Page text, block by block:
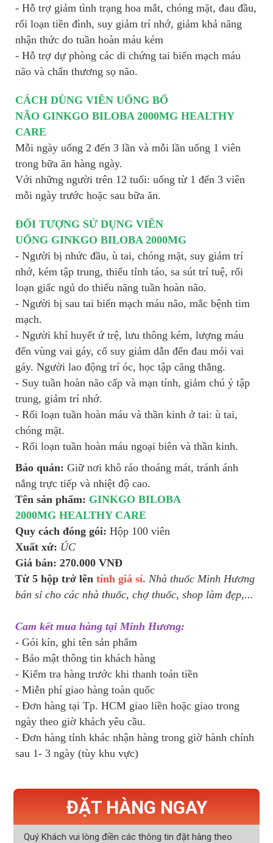
- Hỗ trợ giảm tình trạng hoa mắt, chóng mặt, đau đầu,
rối loạn tiền đình, suy giảm trí nhớ, giảm khả năng
nhận thức do tuần hoàn máu kém
- Hỗ trợ dự phòng các di chứng tai biến mạch máu
não và chấn thương sọ não.
CÁCH DÙNG VIÊN UỐNG BỔ
NÃO GINKGO BILOBA 2000MG HEALTHY
CARE
Mỗi ngày uống 2 đến 3 lần và mỗi lần uống 1 viên
trong bữa ăn hàng ngày.
Với những người trên 12 tuổi: uống từ 1 đến 3 viên
mỗi ngày trước hoặc sau bữa ăn.
ĐỐI TƯỢNG SỬ DỤNG VIÊN
UỐNG GINKGO BILOBA 2000MG
- Người bị nhức đầu, ù tai, chóng mặt, suy giảm trí
nhớ, kém tập trung, thiếu tỉnh táo, sa sút trí tuệ, rối
loạn giấc ngủ do thiểu năng tuần hoàn não.
- Người bị sau tai biến mạch máu não, mắc bệnh tim
mạch.
- Người khí huyết ứ trệ, lưu thông kém, lượng máu
đến vùng vai gáy, cổ suy giảm dẫn đến đau mỏi vai
gáy. Người lao động trí óc, học tập căng thẳng.
- Suy tuần hoàn não cấp và mạn tính, giảm chú ý tập
trung, giảm trí nhớ.
- Rối loạn tuần hoàn máu và thần kinh ở tai: ù tai,
chóng mặt.
- Rối loạn tuần hoàn máu ngoại biên và thần kinh.
Bảo quản: Giữ nơi khô ráo thoáng mát, tránh ánh
nắng trực tiếp và nhiệt độ cao.
Tên sản phẩm: GINKGO BILOBA
2000MG HEALTHY CARE
Quy cách đóng gói: Hộp 100 viên
Xuất xứ: ÚC
Giá bán: 270.000 VNĐ
Từ 5 hộp trở lên tính giá sỉ. Nhà thuốc Minh Hương
bán sỉ cho các nhà thuốc, chợ thuốc, shop làm đẹp,...
Cam kết mua hàng tại Minh Hương:
- Gói kín, ghi tên sản phẩm
- Bảo mật thông tin khách hàng
- Kiểm tra hàng trước khi thanh toán tiền
- Miễn phí giao hàng toàn quốc
- Đơn hàng tại Tp. HCM giao liền hoặc giao trong
ngày theo giờ khách yêu cầu.
- Đơn hàng tỉnh khác nhận hàng trong giờ hành chính
sau 1- 3 ngày (tùy khu vực)
ĐẶT HÀNG NGAY
Quý Khách vui lòng điền các thông tin đặt hàng theo